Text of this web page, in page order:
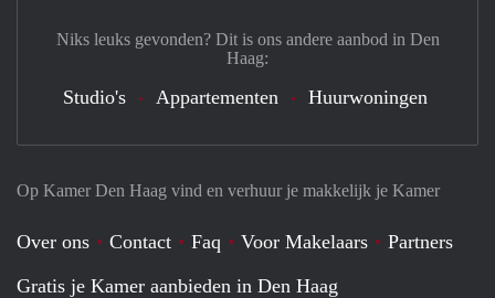
Op Kamer Den Haag vind en verhuur je makkelijk je Kamer
Over ons Contact Faq Voor Makelaars
Partners
Gratis je Kamer aanbieden in Den Haag
Niks leuks gevonden? Dit is ons andere aanbod in Den
Haag:
Studio's Appartementen Huurwoningen